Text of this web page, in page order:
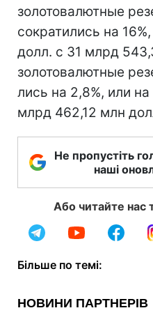
золотовалютные
сократились на
дол­л. с 31 млрд
зо­ло­то­ва­лют­ные
лись на 2,8%, или
млрд 462,12 млн
Не пропустіть
наші
Або читайте нас
Більше по темі: